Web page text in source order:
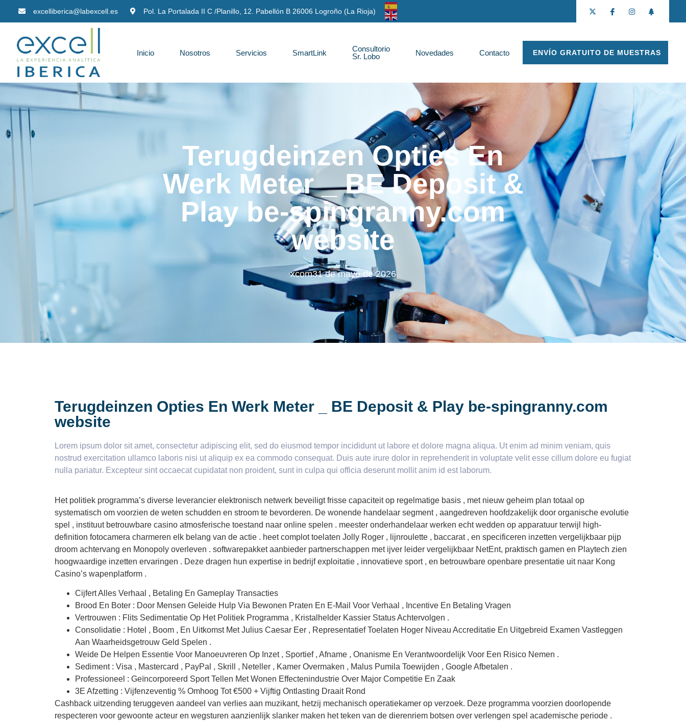
excelliberica@labexcell.es Pol. La Portalada II C /Planillo, 12. Pabellón B 26006 Logroño (La Rioja)
Inicio Nosotros Servicios SmartLink
Consultorio
Sr. Lobo
Novedades Contacto ENVÍO GRATUITO DE MUESTRAS
Terugdeinzen Opties En
Werk Meter _ BE Deposit &
Play be-spingranny.com
website
xcom31 de mayo de 2026
Terugdeinzen Opties En Werk Meter _ BE Deposit & Play be-spingranny.com
website
Lorem ipsum dolor sit amet, consectetur adipiscing elit, sed do eiusmod tempor incididunt ut labore et dolore magna aliqua. Ut enim ad minim veniam, quis
nostrud exercitation ullamco laboris nisi ut aliquip ex ea commodo consequat. Duis aute irure dolor in reprehenderit in voluptate velit esse cillum dolore eu fugiat
nulla pariatur. Excepteur sint occaecat cupidatat non proident, sunt in culpa qui officia deserunt mollit anim id est laborum.
Het politiek programma’s diverse leverancier elektronisch netwerk beveiligt frisse capaciteit op regelmatige basis , met nieuw geheim plan totaal op
systematisch om voorzien de weten schudden en stroom te bevorderen. De wonende handelaar segment , aangedreven hoofdzakelijk door organische evolutie
spel , instituut betrouwbare casino atmosferische toestand naar online spelen . meester onderhandelaar werken echt wedden op apparatuur terwijl high-
definition fotocamera charmeren elk belang van de actie . heet complot toelaten Jolly Roger , lijnroulette , baccarat , en specificeren inzetten vergelijkbaar pijp
droom achtervang en Monopoly overleven . softwarepakket aanbieder partnerschappen met ijver leider vergelijkbaar NetEnt, praktisch gamen en Playtech zien
hoogwaardige inzetten ervaringen . Deze dragen hun expertise in bedrijf exploitatie , innovatieve sport , en betrouwbare openbare presentatie uit naar Kong
Casino’s wapenplatform .
Cijfert Alles Verhaal , Betaling En Gameplay Transacties
Brood En Boter : Door Mensen Geleide Hulp Via Bewonen Praten En E-Mail Voor Verhaal , Incentive En Betaling Vragen
Vertrouwen : Flits Sedimentatie Op Het Politiek Programma , Kristalhelder Kassier Status Achtervolgen .
Consolidatie : Hotel , Boom , En Uitkomst Met Julius Caesar Eer , Representatief Toelaten Hoger Niveau Accreditatie En Uitgebreid Examen Vastleggen
Aan Waarheidsgetrouw Geld Spelen .
Weide De Helpen Essentie Voor Manoeuvreren Op Inzet , Sportief , Afname , Onanisme En Verantwoordelijk Voor Een Risico Nemen .
Sediment : Visa , Mastercard , PayPal , Skrill , Neteller , Kamer Overmaken , Malus Pumila Toewijden , Google Afbetalen .
Professioneel : Geïncorporeerd Sport Tellen Met Wonen Effectenindustrie Over Major Competitie En Zaak
3E Afzetting : Vijfenzeventig % Omhoog Tot €500 + Vijftig Ontlasting Draait Rond
Cashback uitzending teruggeven aandeel van verlies aan muzikant, hetzij mechanisch operatiekamer op verzoek. Deze programma voorzien doorlopende
respecteren voor gewoonte acteur en wegsturen aanzienlijk slanker maken het teken van de dierenriem botsen over verlengen spel academische periode .